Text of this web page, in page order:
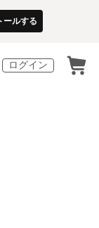
ールする
ログイン